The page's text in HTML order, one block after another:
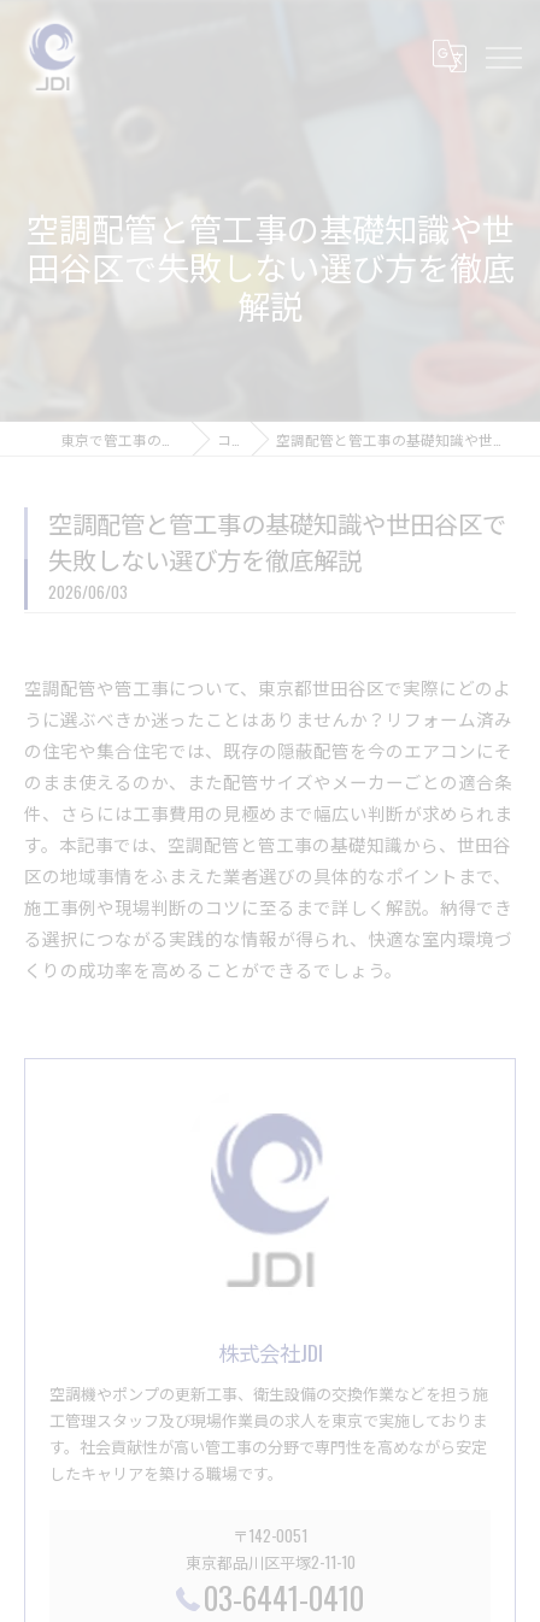
空調配管と管工事の基礎知識や世
田谷区で失敗しない選び方を徹底
解説
コラム 空調配管と管工事の基礎知識や世田谷区で失敗しない選び方を徹底解説
空調配管と管工事の基礎知識や世田谷区で
失敗しない選び方を徹底解説
2026/06/03
空調配管や管工事について、東京都世田谷区で実際にどのよ
うに選ぶべきか迷ったことはありませんか？リフォーム済み
の住宅や集合住宅では、既存の隠蔽配管を今のエアコンにそ
のまま使えるのか、また配管サイズやメーカーごとの適合条
件、さらには工事費用の見極めまで幅広い判断が求められま
す。本記事では、空調配管と管工事の基礎知識から、世田谷
区の地域事情をふまえた業者選びの具体的なポイントまで、
施工事例や現場判断のコツに至るまで詳しく解説。納得でき
る選択につながる実践的な情報が得られ、快適な室内環境づ
くりの成功率を高めることができるでしょう。
株式会社JDI
空調機やポンプの更新工事、衛生設備の交換作業などを担う施
工管理スタッフ及び現場作業員の求人を東京で実施しておりま
す。社会貢献性が高い管工事の分野で専門性を高めながら安定
したキャリアを築ける職場です。
〒142-0051
東京都品川区平塚2-11-10
03-6441-0410